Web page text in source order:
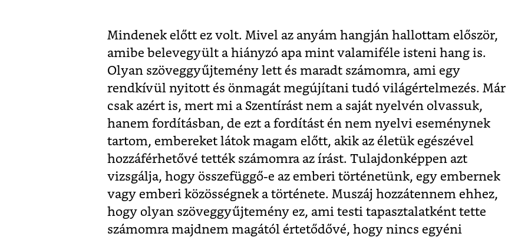
Mindenek előtt ez volt. Mivel az anyám hangján hallottam először,
amibe belevegyült a hiányzó apa mint valamiféle isteni hang is.
Olyan szöveggyűjtemény lett és maradt számomra, ami egy
rendkívül nyitott és önmagát megújítani tudó világértelmezés. Már
csak azért is, mert mi a Szentírást nem a saját nyelvén olvassuk,
hanem fordításban, de ezt a fordítást én nem nyelvi eseménynek
tartom, embereket látok magam előtt, akik az életük egészével
hozzáférhetővé tették számomra az írást. Tulajdonképpen azt
vizsgálja, hogy összefüggő-e az emberi történetünk, egy embernek
vagy emberi közösségnek a története. Muszáj hozzátennem ehhez,
hogy olyan szöveggyűjtemény ez, ami testi tapasztalatként tette
számomra majdnem magától értetődővé, hogy nincs egyéni